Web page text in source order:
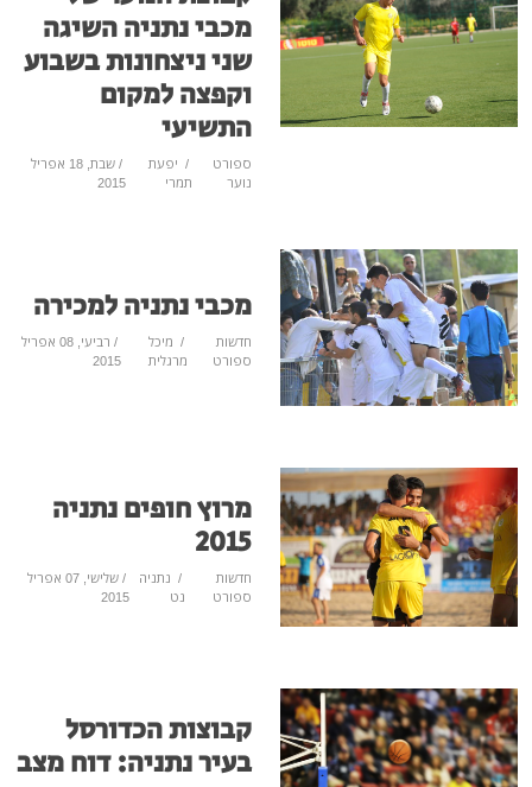
מכבי נתניה השיגה
שני ניצחונות בשבוע
וקפצה למקום
התשיעי
יפעת
/ שבת, 18 אפריל
מכבי נתניה למכירה
חדשות
ספורט
/
מיכל
מרגלית
/ רביעי, 08 אפריל
2015
מרוץ חופים נתניה
2015
חדשות
ספורט
נתניה
/ שלישי, 07 אפריל
2015
קבוצות הכדורסל
בעיר נתניה: דוח מצב